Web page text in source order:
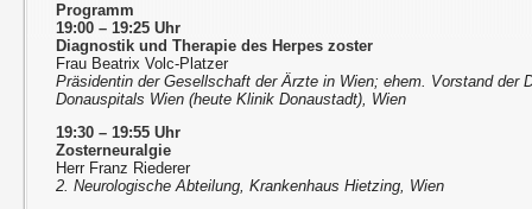
Programm
19:00 – 19:25 Uhr
Diagnostik und Therapie des Herpes zoster
Frau Beatrix Volc-Platzer
Präsidentin der Gesellschaft der Ärzte in Wien; ehem. Vorstand der
Donauspitals Wien (heute Klinik Donaustadt), Wien
19:30 – 19:55 Uhr
Zosterneuralgie
Herr Franz Riederer
2. Neurologische Abteilung, Krankenhaus Hietzing, Wien